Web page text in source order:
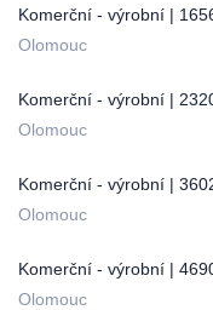
Komerční - výrobní |
Olomouc
Komerční - výrobní |
Olomouc
Komerční - výrobní |
Olomouc
Komerční - výrobní |
Olomouc